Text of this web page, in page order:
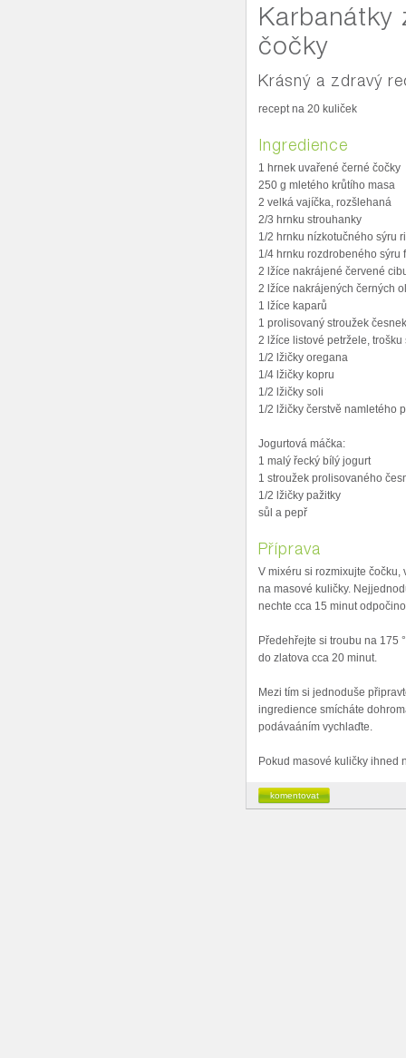
Karbanátky
čočky
Krásný a zdravý
recept na 20 kuliček
Ingredience
1 hrnek uvařené černé čočky
250 g mletého krůtího masa
2 velká vajíčka, rozšlehaná
2/3 hrnku strouhanky
1/2 hrnku nízkotučného sýru
1/4 hrnku rozdrobeného sýru
2 lžíce nakrájené červené
2 lžíce nakrájených černých
1 lžíce kaparů
1 prolisovaný stroužek
2 lžíce listové petržele,
1/2 lžičky oregana
1/4 lžičky kopru
1/2 lžičky soli
1/2 lžičky čerstvě namletého
Jogurtová máčka:
1 malý řecký bílý jogurt
1 stroužek prolisovaného
1/2 lžičky pažitky
sůl a pepř
Příprava
V mixéru si rozmixujte
na masové kuličky.
nechte cca 15 minut
Předehřejte si troubu na 175
do zlatova cca 20 minut.
Mezi tím si jednoduše
ingredience smícháte
podávaáním vychlaďte.
Pokud masové kuličky ihned
komentovat